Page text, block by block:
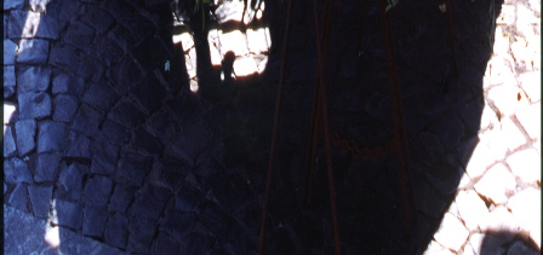
Dienst dauerhaft nicht mehr ausüben können – auch unterhalb
der klassischen 50-Prozent-Grenze, die aus der
Berufsunfähigkeit bekannt ist. Ein Anspruch auf Ruhegehalt
besteht jedoch erst nach mindestens fünf Dienstjahren und in
der Regel erst mit dem Status „Beamter auf Lebenszeit“.
Für Anwärter sowie Beamte auf Widerruf oder Probe bedeutet
das: Fällt der Dienst frühzeitig weg, entsteht schnell eine